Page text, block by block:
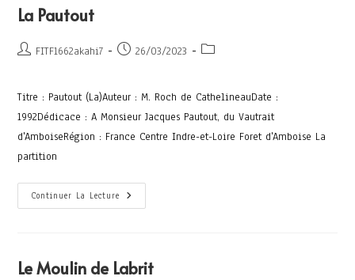
La Pautout
FITF1662akahi7 26/03/2023
Titre : Pautout (La)Auteur : M. Roch de CathelineauDate :
1992Dédicace : A Monsieur Jacques Pautout, du Vautrait
d'AmboiseRégion : France Centre Indre-et-Loire Foret d'Amboise La
partition
Continuer La Lecture
Le Moulin de Labrit